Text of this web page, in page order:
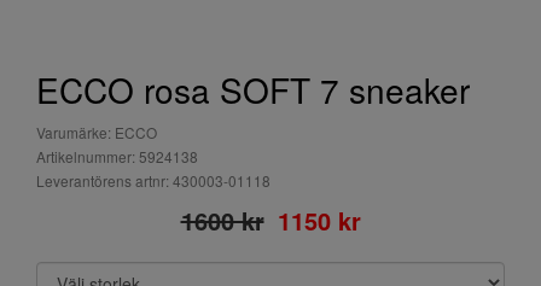
ECCO rosa SOFT 7 sneaker
Varumärke: ECCO
Artikelnummer: 5924138
Leverantörens artnr: 430003-01118
1600 kr 1150 kr